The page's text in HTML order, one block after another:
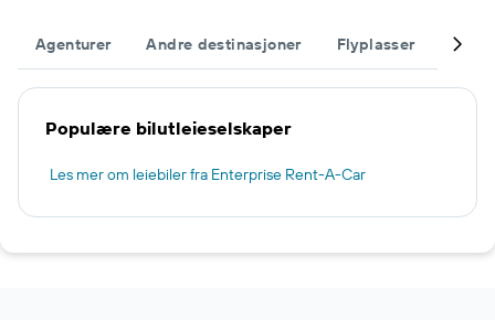
Agenturer Andre destinasjoner Flyplasser
Populære bilutleieselskaper
Les mer om leiebiler fra Enterprise Rent-A-Car